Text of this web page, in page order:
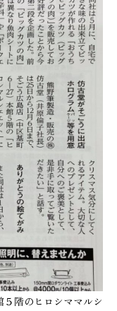
階のヒロシママルシ